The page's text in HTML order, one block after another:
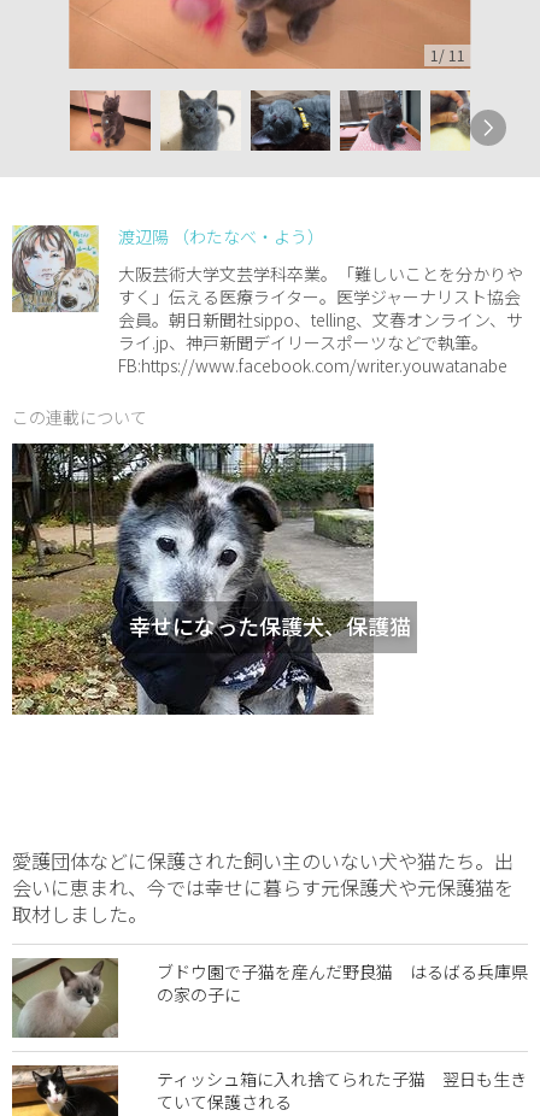
1 / 11
渡辺陽 （わたなべ・よう）
大阪芸術大学文芸学科卒業。「難しいことを分かりや
すく」伝える医療ライター。医学ジャーナリスト協会
会員。朝日新聞社sippo、telling、文春オンライン、サ
ライ.jp、神戸新聞デイリースポーツなどで執筆。
FB:https://www.facebook.com/writer.youwatanabe
この連載について
幸せになった保護犬、保護猫
愛護団体などに保護された飼い主のいない犬や猫たち。出
会いに恵まれ、今では幸せに暮らす元保護犬や元保護猫を
取材しました。
ブドウ園で子猫を産んだ野良猫 はるばる兵庫県
の家の子に
ティッシュ箱に入れ捨てられた子猫 翌日も生き
ていて保護される